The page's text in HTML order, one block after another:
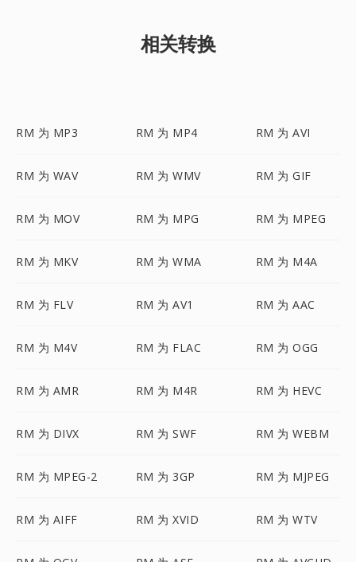
相关转换
RM 为 MP3 RM 为 MP4 RM 为 AVI
RM 为 WAV RM 为 WMV RM 为 GIF
RM 为 MOV RM 为 MPG RM 为 MPEG
RM 为 MKV RM 为 WMA RM 为 M4A
RM 为 FLV RM 为 AV1 RM 为 AAC
RM 为 M4V RM 为 FLAC RM 为 OGG
RM 为 AMR RM 为 M4R RM 为 HEVC
RM 为 DIVX RM 为 SWF RM 为 WEBM
RM 为 MPEG-2 RM 为 3GP RM 为 MJPEG
RM 为 AIFF RM 为 XVID RM 为 WTV